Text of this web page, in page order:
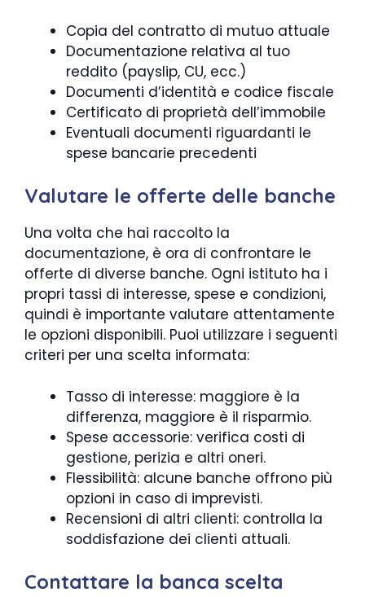
Copia del contratto di mutuo attuale
Documentazione relativa al tuo
reddito (payslip, CU, ecc.)
Documenti d’identità e codice fiscale
Certificato di proprietà dell’immobile
Eventuali documenti riguardanti le
spese bancarie precedenti
Valutare le offerte delle banche
Una volta che hai raccolto la
documentazione, è ora di confrontare le
offerte di diverse banche. Ogni istituto ha i
propri tassi di interesse, spese e condizioni,
quindi è importante valutare attentamente
le opzioni disponibili. Puoi utilizzare i seguenti
criteri per una scelta informata:
Tasso di interesse: maggiore è la
differenza, maggiore è il risparmio.
Spese accessorie: verifica costi di
gestione, perizia e altri oneri.
Flessibilità: alcune banche offrono più
opzioni in caso di imprevisti.
Recensioni di altri clienti: controlla la
soddisfazione dei clienti attuali.
Contattare la banca scelta